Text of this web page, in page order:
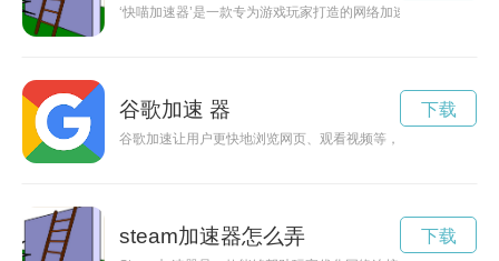
‘快喵加速器’是一款专为游戏玩家打造的网络加速工具，能够
谷歌加速 器
谷歌加速让用户更快地浏览网页、观看视频等，提升用户体验
下载
steam加速器怎么弄 下载